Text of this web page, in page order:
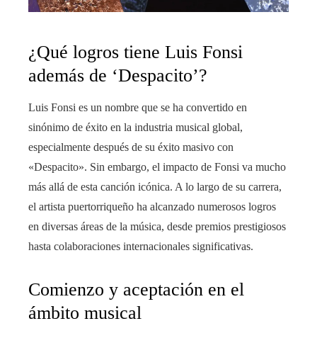
¿Qué logros tiene Luis Fonsi
además de ‘Despacito’?
Luis Fonsi es un nombre que se ha convertido en
sinónimo de éxito en la industria musical global,
especialmente después de su éxito masivo con
«Despacito». Sin embargo, el impacto de Fonsi va mucho
más allá de esta canción icónica. A lo largo de su carrera,
el artista puertorriqueño ha alcanzado numerosos logros
en diversas áreas de la música, desde premios prestigiosos
hasta colaboraciones internacionales significativas.
Comienzo y aceptación en el
ámbito musical